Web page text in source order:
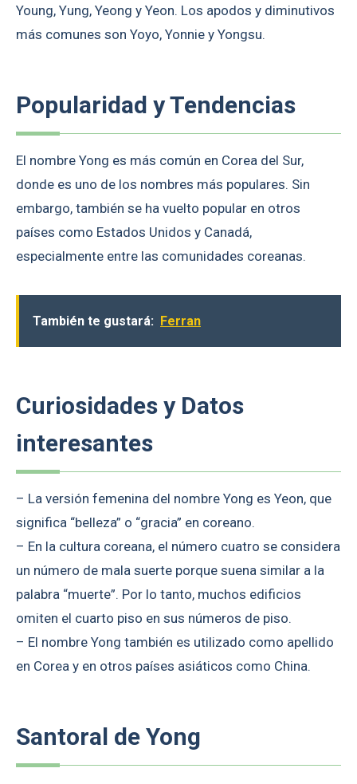
Young, Yung, Yeong y Yeon. Los apodos y diminutivos
más comunes son Yoyo, Yonnie y Yongsu.
Popularidad y Tendencias
El nombre Yong es más común en Corea del Sur,
donde es uno de los nombres más populares. Sin
embargo, también se ha vuelto popular en otros
países como Estados Unidos y Canadá,
especialmente entre las comunidades coreanas.
También te gustará: Ferran
Curiosidades y Datos
interesantes
– La versión femenina del nombre Yong es Yeon, que
significa “belleza” o “gracia” en coreano.
– En la cultura coreana, el número cuatro se considera
un número de mala suerte porque suena similar a la
palabra “muerte”. Por lo tanto, muchos edificios
omiten el cuarto piso en sus números de piso.
– El nombre Yong también es utilizado como apellido
en Corea y en otros países asiáticos como China.
Santoral de Yong